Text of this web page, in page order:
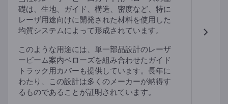
礎は、生地、ガイド、構造、密度など、特に
レーザ用途向けに開発された材料を使用した
均質システムによって形成されています。
このような用途には、単一部品設計のレーザ
ービーム案内ベローズを組み合わせたガイド
トラック用カバーも提供しています。長年に
わたり、この設計は多くのメーカーが納得す
るものであることが証明されています。